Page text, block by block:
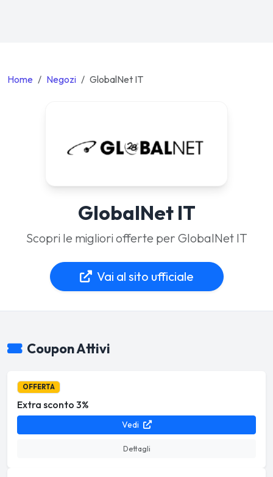
Home Negozi GlobalNet IT
GlobalNet IT
Scopri le migliori offerte per GlobalNet IT
Vai al sito ufficiale
Coupon Attivi
OFFERTA
Extra sconto 3%
Vedi
Dettagli